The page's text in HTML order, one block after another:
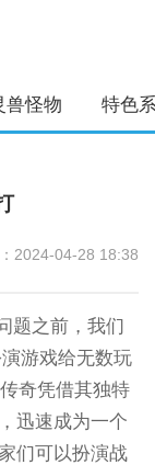
兽怪物 特色
2024-04-28 18:38
题之前，我们
游戏给无数玩
奇凭借其独特
迅速成为一个
们可以扮演战